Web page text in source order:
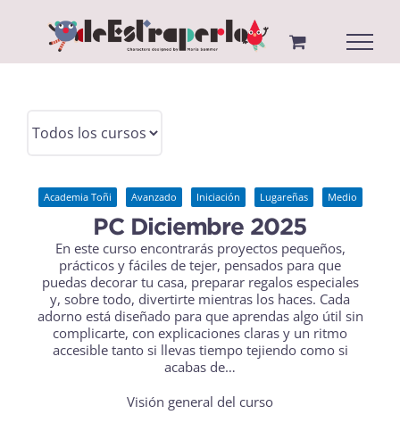
contenido
Academia Toñi Avanzado Iniciación Lugareñas Medio
PC Diciembre 2025
En este curso encontrarás proyectos pequeños,
prácticos y fáciles de tejer, pensados para que
puedas decorar tu casa, preparar regalos especiales
y, sobre todo, divertirte mientras los haces. Cada
adorno está diseñado para que aprendas algo útil sin
complicarte, con explicaciones claras y un ritmo
accesible tanto si llevas tiempo tejiendo como si
acabas de…
Visión general del curso